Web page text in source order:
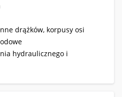
drążków, korpusy osi
hydraulicznego i